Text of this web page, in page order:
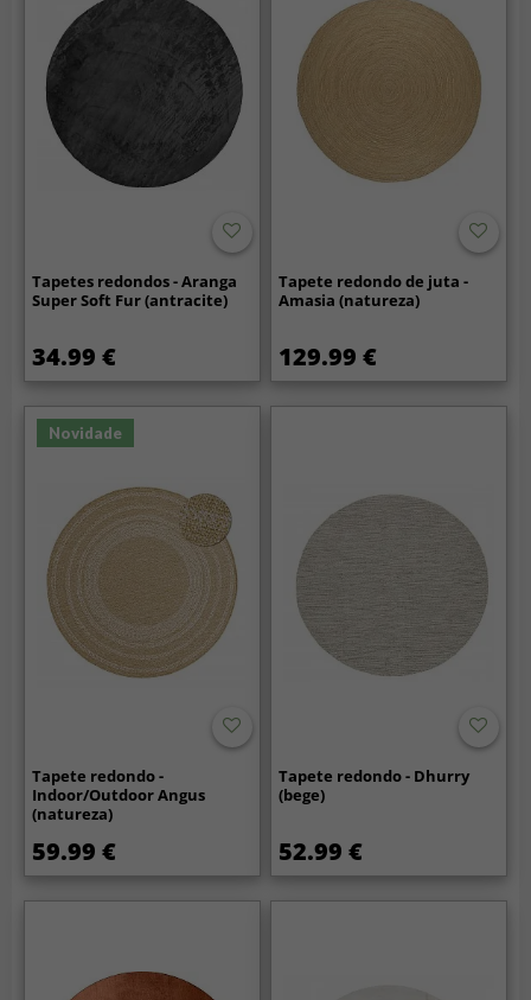
Tapetes redondos - Aranga
Super Soft Fur (antracite)
34.99 €
Tapete redondo de juta -
Amasia (natureza)
129.99 €
Novidade
Tapete redondo -
Indoor/Outdoor Angus
(natureza)
59.99 €
Tapete redondo - Dhurry
(bege)
52.99 €